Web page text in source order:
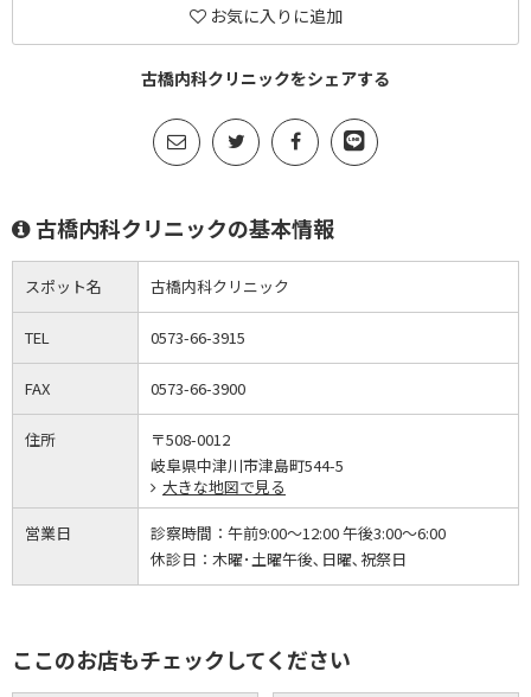
お気に入りに追加
古橋内科クリニックをシェアする
古橋内科クリニックの基本情報
スポット名 古橋内科クリニック
TEL 0573-66-3915
FAX 0573-66-3900
住所
〒508-0012
岐阜県中津川市津島町544-5
大きな地図で見る
営業日 診察時間： 午前9:00～12:00 午後3:00～6:00
休診日： 木曜･土曜午後､日曜､祝祭日
ここのお店もチェックしてください